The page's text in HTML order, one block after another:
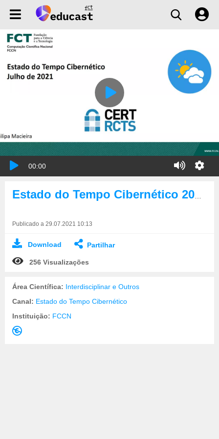
00:00
Publicado a 29.07.2021 10:13
Download Partilhar
256 Visualizações
Área Científica: Interdisciplinar e Outros
Canal: Estado do Tempo Cibernético
Instituição: FCCN